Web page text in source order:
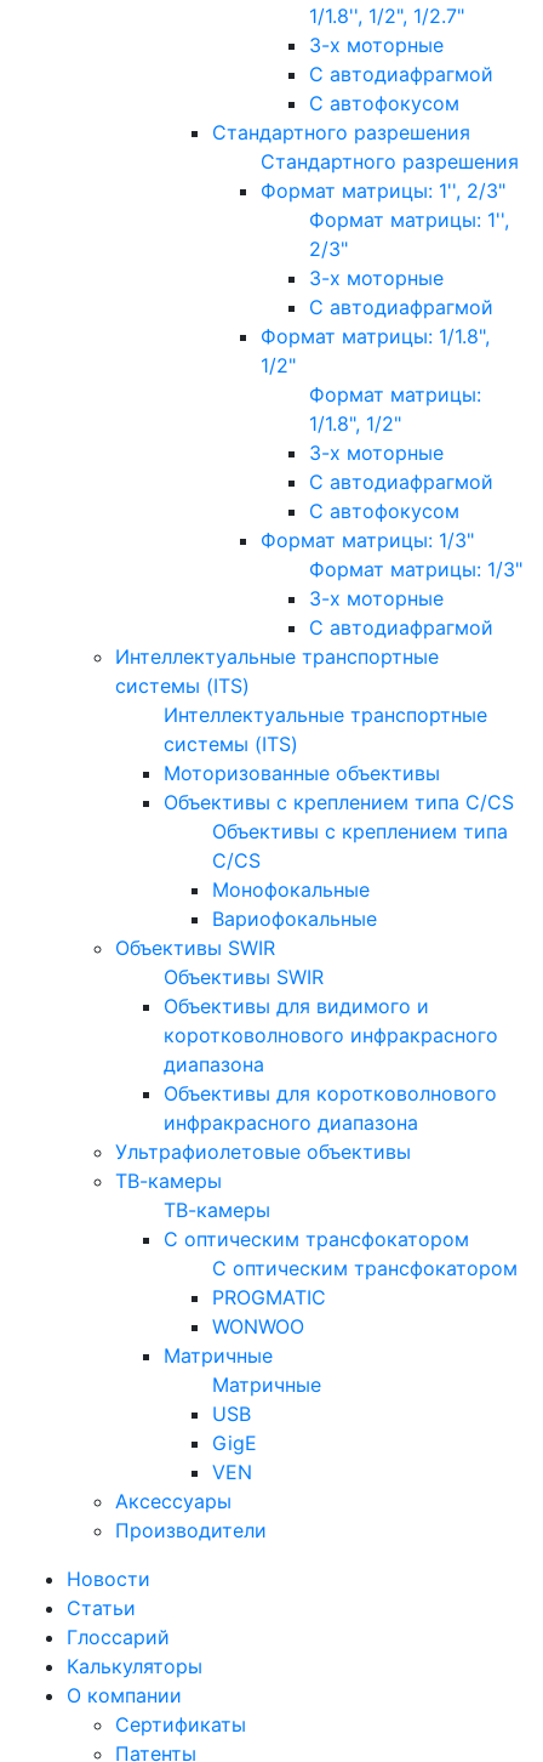
1/1.8'', 1/2", 1/2.7"
3-х моторные
С автодиафрагмой
С автофокусом
Стандартного разрешения
Стандартного разрешения
Формат матрицы: 1'', 2/3"
Формат матрицы: 1'',
2/3"
3-х моторные
С автодиафрагмой
Формат матрицы: 1/1.8",
1/2"
Формат матрицы:
1/1.8", 1/2"
3-х моторные
С автодиафрагмой
С автофокусом
Формат матрицы: 1/3"
Формат матрицы: 1/3"
3-х моторные
С автодиафрагмой
Интеллектуальные транспортные
системы (ITS)
Интеллектуальные транспортные
системы (ITS)
Моторизованные объективы
Объективы с креплением типа C/CS
Объективы с креплением типа
C/CS
Монофокальные
Вариофокальные
Объективы SWIR
Объективы SWIR
Объективы для видимого и
коротковолнового инфракрасного
диапазона
Объективы для коротковолнового
инфракрасного диапазона
Ультрафиолетовые объективы
ТВ-камеры
ТВ-камеры
С оптическим трансфокатором
С оптическим трансфокатором
PROGMATIC
WONWOO
Матричные
Матричные
USB
GigE
VEN
Аксессуары
Производители
Новости
Статьи
Глоссарий
Калькуляторы
О компании
Сертификаты
Патенты